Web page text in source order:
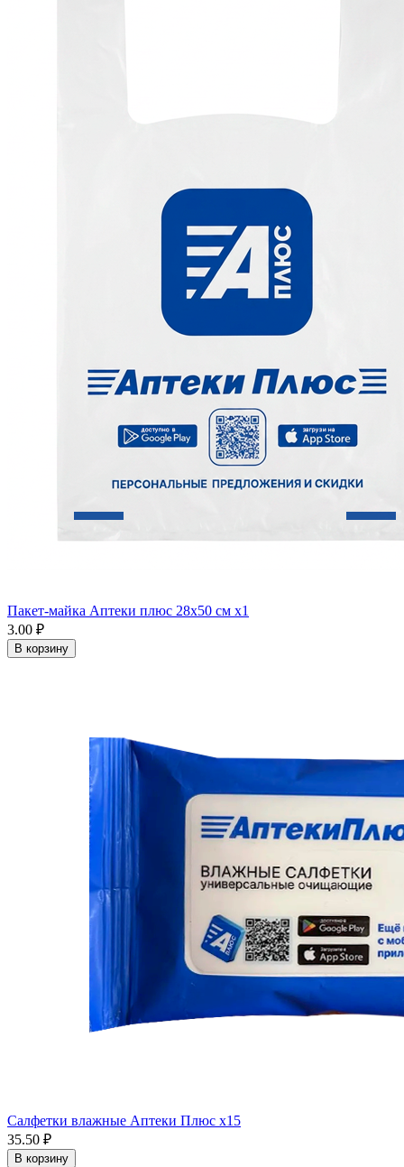
Пакет-майка Аптеки плюс 28х50 см x1
3.00 ₽
В корзину
Салфетки влажные Аптеки Плюс x15
35.50 ₽
В корзину